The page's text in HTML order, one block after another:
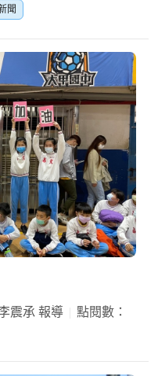
聞
震承 報導
點閱數：